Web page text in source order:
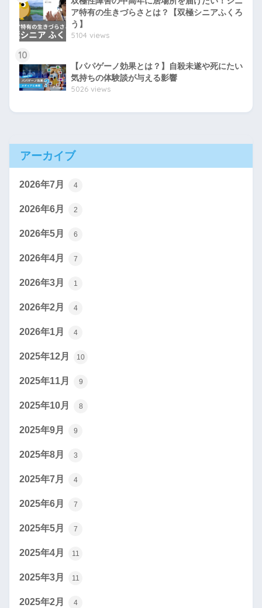
ア特有の生きづらさとは？【双極シニアふくろ
う】
5104 views
10
【パパゲーノ効果とは？】自殺未遂や死にたい
気持ちの体験談が与える影響
5026 views
アーカイブ
2026年7月 4
2026年6月 2
2026年5月 6
2026年4月 7
2026年3月 1
2026年2月 4
2026年1月 4
2025年12月 10
2025年11月 9
2025年10月 8
2025年9月 9
2025年8月 3
2025年7月 4
2025年6月 7
2025年5月 7
2025年4月 11
2025年3月 11
2025年2月 4